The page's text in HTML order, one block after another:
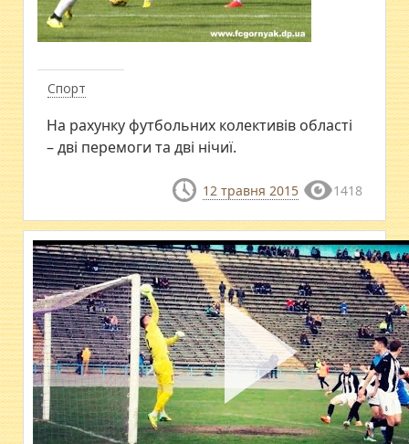
Спорт
На рахунку футбольних колективів області
– дві перемоги та дві нічиї.
12 травня 2015 1418